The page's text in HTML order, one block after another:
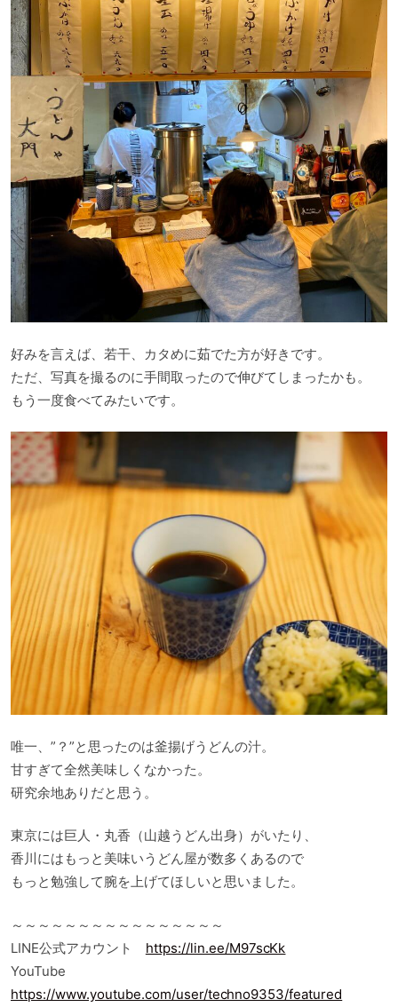
好みを言えば、若干、カタめに茹でた方が好きです。
ただ、写真を撮るのに手間取ったので伸びてしまったかも。
もう一度食べてみたいです。
唯一、”？”と思ったのは釜揚げうどんの汁。
甘すぎて全然美味しくなかった。
研究余地ありだと思う。
東京には巨人・丸香（山越うどん出身）がいたり、
香川にはもっと美味いうどん屋が数多くあるので
もっと勉強して腕を上げてほしいと思いました。
～～～～～～～～～～～～～～～～
LINE公式アカウント https://lin.ee/M97scKk
YouTube
https://www.youtube.com/user/techno9353/featured